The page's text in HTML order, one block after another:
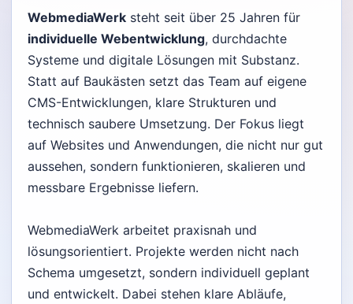
WebmediaWerk steht seit über 25 Jahren für
individuelle Webentwicklung, durchdachte
Systeme und digitale Lösungen mit Substanz.
Statt auf Baukästen setzt das Team auf eigene
CMS-Entwicklungen, klare Strukturen und
technisch saubere Umsetzung. Der Fokus liegt
auf Websites und Anwendungen, die nicht nur gut
aussehen, sondern funktionieren, skalieren und
messbare Ergebnisse liefern.
WebmediaWerk arbeitet praxisnah und
lösungsorientiert. Projekte werden nicht nach
Schema umgesetzt, sondern individuell geplant
und entwickelt. Dabei stehen klare Abläufe,